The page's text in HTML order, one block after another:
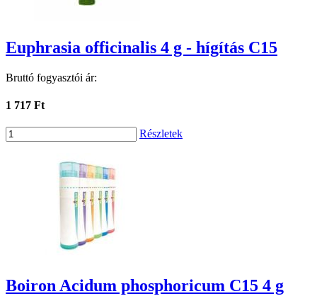
Euphrasia officinalis 4 g - hígítás C15
Bruttó fogyasztói ár:
1 717 Ft
Részletek
Boiron Acidum phosphoricum C15 4 g